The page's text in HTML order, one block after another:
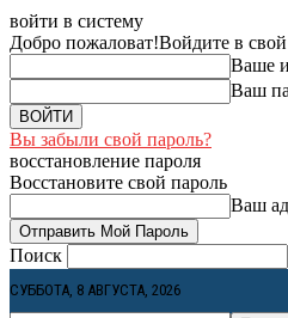
войти в систему
Добро пожаловат!Войдите в свой
Ваше
Ваш
Вы забыли свой пароль?
восстановление пароля
Восстановите свой пароль
Ваш
Поиск
СУББОТА, 8 АВГУСТА, 2026